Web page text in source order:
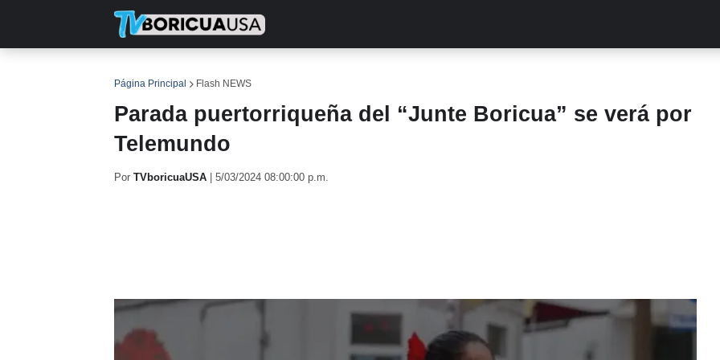
Página Principal Flash NEWS
Parada puertorriqueña del “Junte Boricua” se verá por
Telemundo
Por TVboricuaUSA 5/03/2024 08:00:00 p.m.